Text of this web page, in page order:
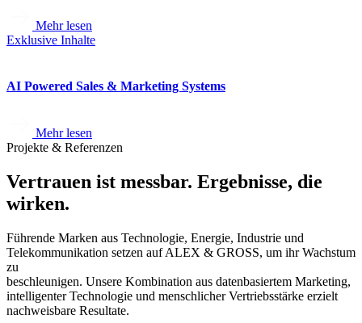
Mehr lesen
Exklusive Inhalte
AI Powered Sales & Marketing Systems
Mehr lesen
Projekte & Referenzen
Vertrauen ist messbar. Ergebnisse, die
wirken.
Führende Marken aus Technologie, Energie, Industrie und
Telekommunikation setzen auf ALEX & GROSS, um ihr Wachstum
zu
beschleunigen. Unsere Kombination aus datenbasiertem Marketing,
intelligenter Technologie und menschlicher Vertriebsstärke erzielt
nachweisbare Resultate.